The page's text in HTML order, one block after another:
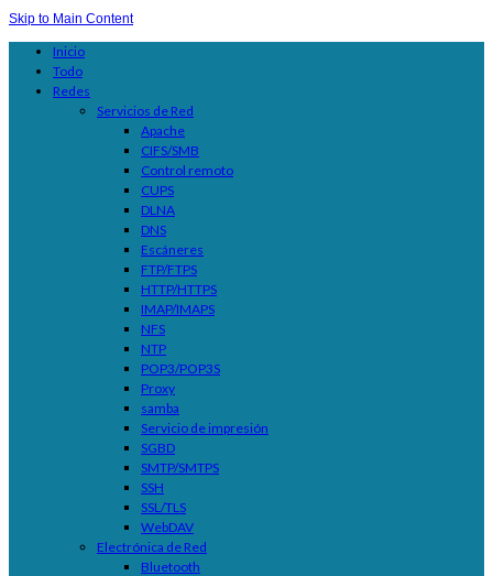
Skip to Main Content
Inicio
Todo
Redes
Servicios de Red
Apache
CIFS/SMB
Control remoto
CUPS
DLNA
DNS
Escáneres
FTP/FTPS
HTTP/HTTPS
IMAP/IMAPS
NFS
NTP
POP3/POP3S
Proxy
samba
Servicio de impresión
SGBD
SMTP/SMTPS
SSH
SSL/TLS
WebDAV
Electrónica de Red
Bluetooth